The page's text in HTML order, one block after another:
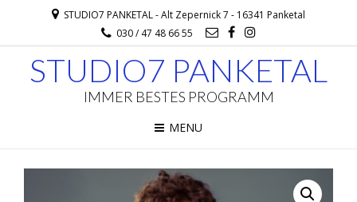
STUDIO7 PANKETAL - Alt Zepernick 7 - 16341 Panketal
030 / 47 48 66 55
STUDIO7 PANKETAL
IMMER BESTES PROGRAMM
MENU